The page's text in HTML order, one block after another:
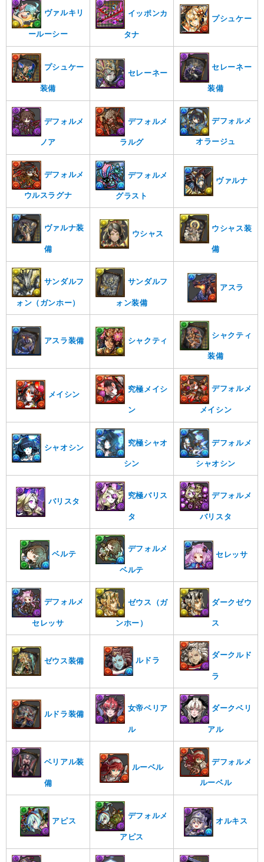
ヴァルキリ
ールーシー
イッポンカ
タナ
プシュケー
プシュケー
装備
セレーネー
セレーネー
装備
デフォルメ
ノア
デフォルメ
ラルグ
デフォルメ
オラージュ
デフォルメ
ウルスラグナ
デフォルメ
グラスト
ヴァルナ
ヴァルナ装
備
ウシャス
ウシャス装
備
サンダルフ
ォン（ガンホー）
サンダルフ
ォン装備
アスラ
アスラ装備 シャクティ
シャクティ
装備
メイシン
究極メイシ
ン
デフォルメ
メイシン
シャオシン
究極シャオ
シン
デフォルメ
シャオシン
バリスタ
究極バリス
タ
デフォルメ
バリスタ
ベルテ
デフォルメ
ベルテ
セレッサ
デフォルメ
セレッサ
ゼウス（ガ
ンホー）
ダークゼウ
ス
ゼウス装備 ルドラ
ダークルド
ラ
ルドラ装備
女帝ベリア
ル
ダークベリ
アル
ベリアル装
備
ルーベル
デフォルメ
ルーベル
アピス
デフォルメ
アピス
オルキス